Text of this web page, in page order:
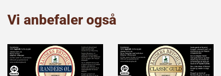
Vi anbefaler også